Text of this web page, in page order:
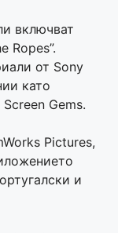
включват
Ropes”.
от Sony
като
Gems.
Pictures,
и